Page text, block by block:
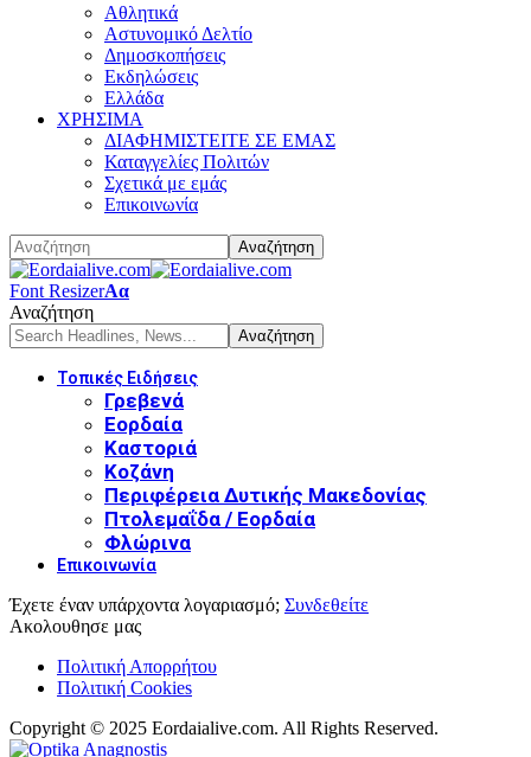
Αθλητικά
Αστυνομικό Δελτίο
Δημοσκοπήσεις
Εκδηλώσεις
Ελλάδα
ΧΡΗΣΙΜΑ
ΔΙΑΦΗΜΙΣΤΕΙΤΕ ΣΕ ΕΜΑΣ
Καταγγελίες Πολιτών
Σχετικά με εμάς
Επικοινωνία
Font ResizerΑα
Αναζήτηση
Τοπικές Ειδήσεις
Γρεβενά
Εορδαία
Καστοριά
Κοζάνη
Περιφέρεια Δυτικής Μακεδονίας
Πτολεμαΐδα / Εορδαία
Φλώρινα
Επικοινωνία
Έχετε έναν υπάρχοντα λογαριασμό; Συνδεθείτε
Ακολουθησε μας
Πολιτική Απορρήτου
Πολιτική Cookies
Copyright © 2025 Eordaialive.com. All Rights Reserved.